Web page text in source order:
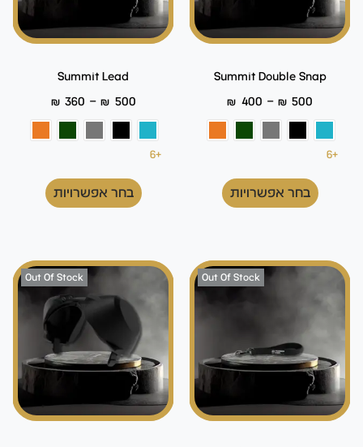
Summit Double Snap
₪ 400 – ₪ 500
+6
בחר אפשרויות
Summit Lead
₪ 360 – ₪ 500
+6
בחר אפשרויות
Out Of Stock
Out Of Stock